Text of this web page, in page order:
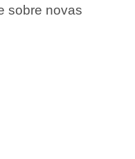
sobre novas